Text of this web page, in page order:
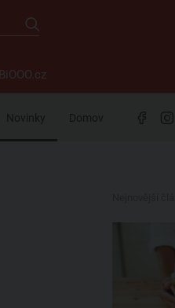
Novinky Domov